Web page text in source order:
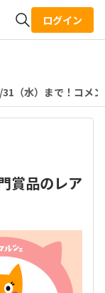
検索
ログイン
（水）まで！コメ
賞品のレア